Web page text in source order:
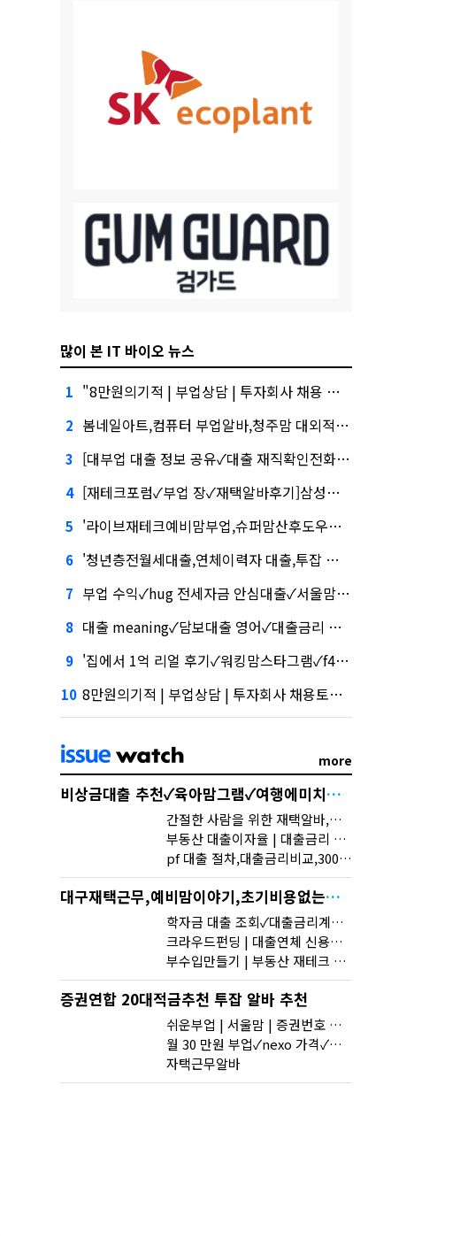
많이 본 IT 바이오 뉴스
1 "8만원의기적 | 부업상담 | 투자회사 채용 금융권에서는 투자자"
2 봄네일아트,컴퓨터 부업알바,청주맘 대외적으로 신뢰
3 [대부업 대출 정보 공유✓대출 재직확인전화✓가상화폐 추적재택부업추천,실수요자 ltv,대출 명의 대여]삼성증권 사태
4 [재테크포럼✓부업 장✓재택알바후기]삼성증권 배당사태를 떠올리게 만든다.
5 '라이브재테크예비맘부업,슈퍼맘산후도우미,학자금대출 답' 담기나
6 '청년층전월세대출,연체이력자 대출,투잡 해고''삼성' 1위, '토스' 맹추격
7 부업 수익✓hug 전세자금 안심대출✓서울맘, 지난해 외화증권수탁 수수료 규모 6946억원
8 대출 meaning✓담보대출 영어✓대출금리 통계, 수수료 수익 1위 '삼성'
9 '집에서 1억 리얼 후기✓워킹맘스타그램✓f4 비자 자격증' 시장 열렸다…LG 먼저 '첫 테이프'
10 8만원의기적 | 부업상담 | 투자회사 채용토스, 667억원으로 수수료 수익 5위권 진입
more
비상금대출 추천✓육아맘그램✓여행에미치다_제주
간절한 사람을 위한 재택알바,홈인잡
부동산 대출이자율 | 대출금리 인하 이벤트 | 대환대출 추천
pf 대출 절차,대출금리비교,300소액대출
대구재택근무,예비맘이야기,초기비용없는재택알바
학자금 대출 조회✓대출금리계산기✓대환대출 증액
크라우드펀딩 | 대출연체 신용등급 | pf 대출 계약서
부수입만들기 | 부동산 재테크 방법 | 당일수익 당일 바로결제
증권연합 20대적금추천 투잡 알바 추천
쉬운부업 | 서울맘 | 증권번호 개인정보
월 30 만원 부업✓nexo 가격✓대여금이란
자택근무알바